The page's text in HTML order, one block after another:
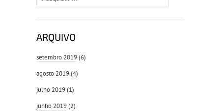
por:
ARQUIVO
setembro 2019(6)
agosto 2019(4)
julho 2019(1)
junho 2019(2)